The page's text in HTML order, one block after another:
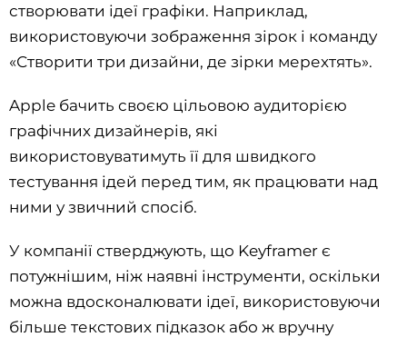
створювати ідеї графіки. Наприклад,
використовуючи зображення зірок і команду
«Створити три дизайни, де зірки мерехтять».
Apple бачить своєю цільовою аудиторією
графічних дизайнерів, які
використовуватимуть її для швидкого
тестування ідей перед тим, як працювати над
ними у звичний спосіб.
У компанії стверджують, що Keyframer є
потужнішим, ніж наявні інструменти, оскільки
можна вдосконалювати ідеї, використовуючи
більше текстових підказок або ж вручну